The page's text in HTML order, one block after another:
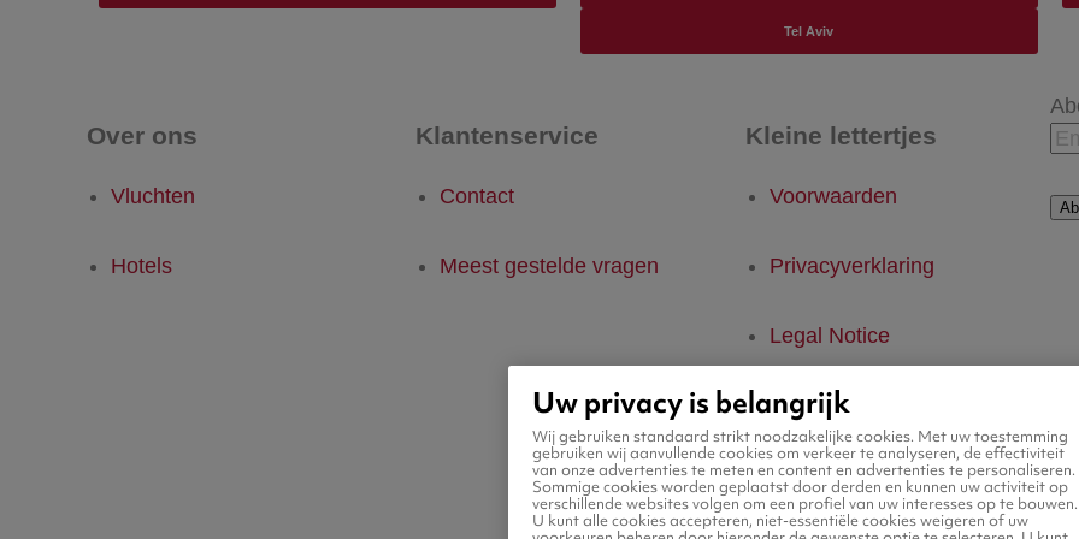
Tel Aviv
Over ons
Vluchten
Hotels
Klantenservice
Contact
Meest gestelde vragen
Kleine lettertjes
Voorwaarden
Privacyverklaring
Legal Notice
Platform Transparantie
Cookiebeleid
Uw privacy is belangrijk
Wij gebruiken standaard strikt noodzakelijke cookies. Met uw toestemming
gebruiken wij aanvullende cookies om verkeer te analyseren, de effectiviteit
van onze advertenties te meten en content en advertenties te personaliseren.
Sommige cookies worden geplaatst door derden en kunnen uw activiteit op
verschillende websites volgen om een profiel van uw interesses op te bouwen.
U kunt alle cookies accepteren, niet-essentiële cookies weigeren of uw